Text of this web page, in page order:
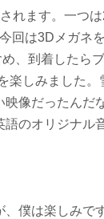
れます。一つ
回は3Dメガネ
、到着したらブ
楽しみました
像だったんだ
のオリジナル
僕は楽しみで